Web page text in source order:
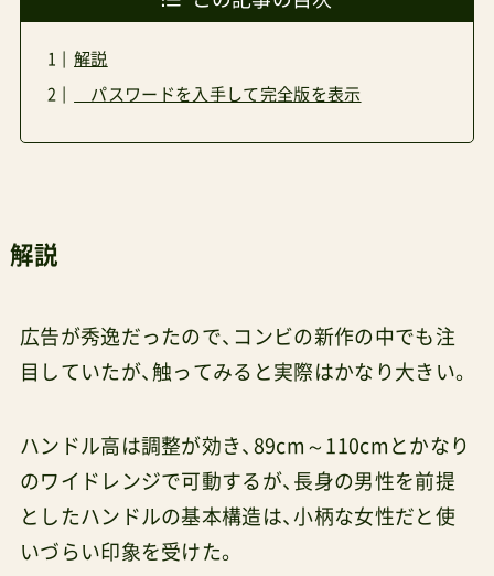
解説
パスワードを入手して完全版を表示
解説
広告が秀逸だったので、コンビの新作の中でも注
目していたが、触ってみると実際はかなり大きい。
ハンドル高は調整が効き、89cm～110cmとかなり
のワイドレンジで可動するが、長身の男性を前提
としたハンドルの基本構造は、小柄な女性だと使
いづらい印象を受けた。